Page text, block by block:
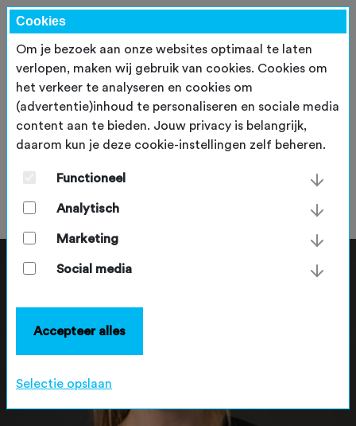
Emma Brandsen
woensdag 17 mei 2023
Cookies
Om je bezoek aan onze websites optimaal te laten
verlopen, maken wij gebruik van cookies. Cookies om
het verkeer te analyseren en cookies om
(advertentie)inhoud te personaliseren en sociale media
content aan te bieden. Jouw privacy is belangrijk,
daarom kun je deze cookie-instellingen zelf beheren.
Functioneel
Analytisch
Marketing
Social media
Accepteer alles
Selectie opslaan